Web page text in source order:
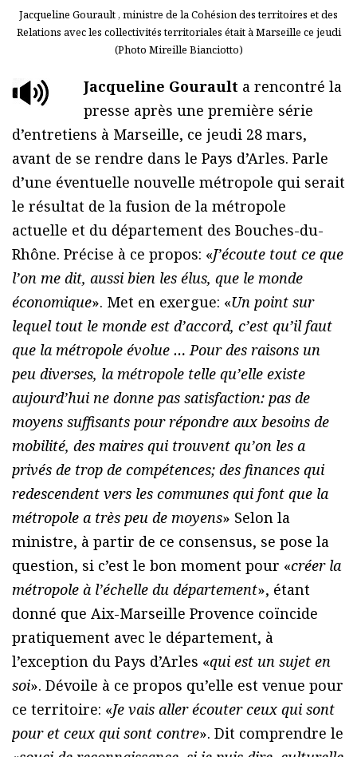
Jacqueline Gourault , ministre de la Cohésion des territoires et des
Relations avec les collectivités territoriales était à Marseille ce jeudi
(Photo Mireille Bianciotto)
Jacqueline Gourault a rencontré la
presse après une première série
d’entretiens à Marseille, ce jeudi 28 mars,
avant de se rendre dans le Pays d’Arles. Parle
d’une éventuelle nouvelle métropole qui serait
le résultat de la fusion de la métropole
actuelle et du département des Bouches-du-
Rhône. Précise à ce propos: «J’écoute tout ce que
l’on me dit, aussi bien les élus, que le monde
économique». Met en exergue: «Un point sur
lequel tout le monde est d’accord, c’est qu’il faut
que la métropole évolue … Pour des raisons un
peu diverses, la métropole telle qu’elle existe
aujourd’hui ne donne pas satisfaction: pas de
moyens suffisants pour répondre aux besoins de
mobilité, des maires qui trouvent qu’on les a
privés de trop de compétences; des finances qui
redescendent vers les communes qui font que la
métropole a très peu de moyens» Selon la
ministre, à partir de ce consensus, se pose la
question, si c’est le bon moment pour «créer la
métropole à l’échelle du département», étant
donné que Aix-Marseille Provence coïncide
pratiquement avec le département, à
l’exception du Pays d’Arles «qui est un sujet en
soi». Dévoile à ce propos qu’elle est venue pour
ce territoire: «Je vais aller écouter ceux qui sont
pour et ceux qui sont contre». Dit comprendre le